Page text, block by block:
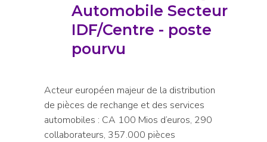
Automobile Secteur
IDF/Centre - poste
pourvu
Acteur européen majeur de la distribution
de pièces de rechange et des services
automobiles : CA 100 Mios d’euros, 290
collaborateurs, 357.000 pièces